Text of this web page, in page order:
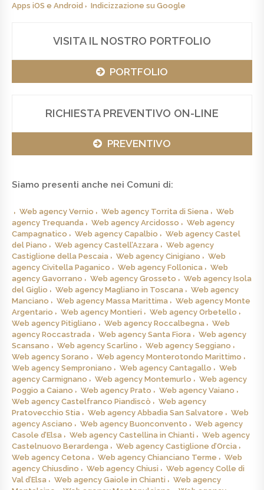
Apps iOS e Android
Indicizzazione su Google
VISITA IL NOSTRO PORTFOLIO
PORTFOLIO
RICHIESTA PREVENTIVO ON-LINE
PREVENTIVO
Siamo presenti anche nei Comuni di:
Web agency Vernio Web agency Torrita di Siena
Web
agency Trequanda
Web agency Arcidosso
Web agency
Campagnatico
Web agency Capalbio
Web agency Castel
del Piano
Web agency Castell’Azzara
Web agency
Castiglione della Pescaia
Web agency Cinigiano
Web
agency Civitella Paganico
Web agency Follonica
Web
agency Gavorrano
Web agency Grosseto
Web agency Isola
del Giglio
Web agency Magliano in Toscana
Web agency
Manciano
Web agency Massa Marittima
Web agency Monte
Argentario
Web agency Montieri
Web agency Orbetello
Web agency Pitigliano
Web agency Roccalbegna
Web
agency Roccastrada
Web agency Santa Fiora
Web agency
Scansano
Web agency Scarlino
Web agency Seggiano
Web agency Sorano
Web agency Monterotondo Marittimo
Web agency Semproniano
Web agency Cantagallo
Web
agency Carmignano
Web agency Montemurlo
Web agency
Poggio a Caiano
Web agency Prato
Web agency Vaiano
Web agency Castelfranco Piandiscò
Web agency
Pratovecchio Stia
Web agency Abbadia San Salvatore
Web
agency Asciano
Web agency Buonconvento
Web agency
Casole d’Elsa
Web agency Castellina in Chianti
Web agency
Castelnuovo Berardenga
Web agency Castiglione d’Orcia
Web agency Cetona
Web agency Chianciano Terme
Web
agency Chiusdino
Web agency Chiusi
Web agency Colle di
Val d’Elsa
Web agency Gaiole in Chianti
Web agency